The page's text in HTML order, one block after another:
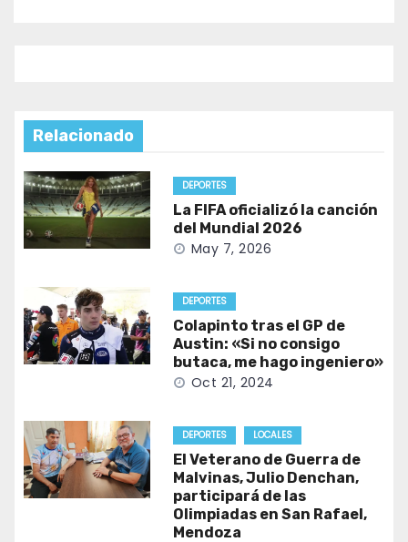
Relacionado
DEPORTES
La FIFA oficializó la canción
del Mundial 2026
May 7, 2026
DEPORTES
Colapinto tras el GP de
Austin: «Si no consigo
butaca, me hago ingeniero»
Oct 21, 2024
DEPORTES LOCALES
El Veterano de Guerra de
Malvinas, Julio Denchan,
participará de las
Olimpiadas en San Rafael,
Mendoza